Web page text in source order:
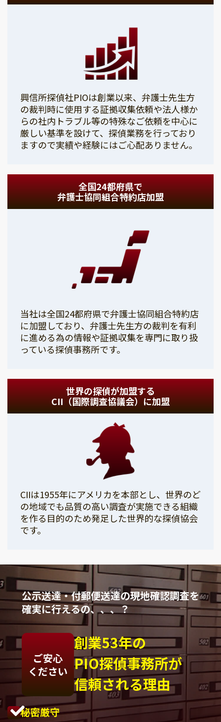
興信所探偵社PIOは創業以来、弁護士先生方
の裁判時に使用する証拠収集依頼や法人様か
らの社内トラブル等の特殊なご依頼を中心に
厳しい基準を設けて、探偵業務を行っており
ますので実績や経験にはご心配ありません。
全国24都府県で
弁護士協同組合特約店加盟
当社は全国24都府県で弁護士協同組合特約店
に加盟しており、弁護士先生方の裁判を有利
に進める為の情報や証拠収集を専門に取り扱
っている探偵事務所です。
世界の探偵が加盟する
CII（国際調査協議会）に加盟
CIIは1955年にアメリカを本部とし、世界のど
の地域でも品質の高い調査が実施できる組織
を作る目的のため発足した世界的な探偵協会
です。
公示送達・付郵便送達の現地確認調査を
確実に行えるの、、、？
ご安心
ください
創業53年の
PIO探偵事務所が
信頼される理由
秘密厳守